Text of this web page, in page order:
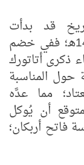
قد بدأت
إرهاصاتها يوم الجمعة 29 شوال 1444هـ؛ ففي خضم
ذكرى أتاتورك
المناسبة
مما عدَّه
أن يُوكل
فاتح أربكان؛